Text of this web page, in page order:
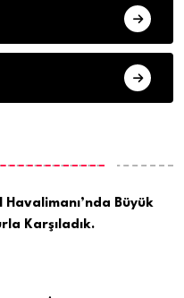
Havalimanı’nda Büyük
Karşıladık.